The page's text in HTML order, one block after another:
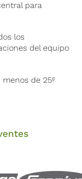
para
los
del equipo
de 25º